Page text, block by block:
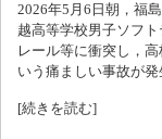
取扱業務
2026年5月6日朝，福
越高等学校男子ソフ
レール等に衝突し，
いう痛ましい事故が
[続きを読む]